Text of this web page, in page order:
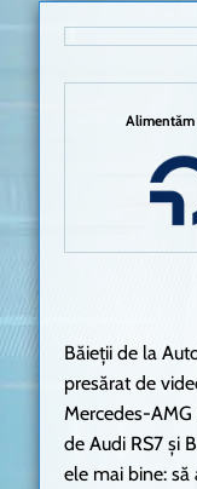
Băieții de la
presărat de
Mercedes-
de Audi RS7 și
ele mai bine: să